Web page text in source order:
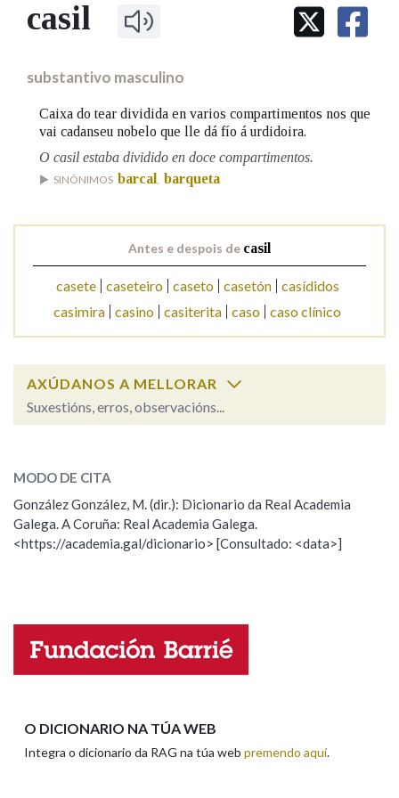
IDENTIDADE CORPORATIVA
MARCIAL DEL ADALID
FIGURAS HOMENAXEADAS
PRIMAVERA DAS LETRAS
PORTAL DAS PALABRAS
Facebook
TwitterYoutubeInstagram
Bluesky
BUSCAR NOS LEMAS
Remata por
BUSCAR NO CONTIDO
Nas definicións
Nos exemplos
OUTRAS OPCIÓNS DE BUSCA
casil
substantivo masculino
Caixa do tear dividida en varios compartimentos nos que
vai cadanseu nobelo que lle dá fío á urdidoira.
O casil estaba dividido en doce compartimentos.
SINÓNIMOS barcal barqueta
Antes e despois de casil
casete caseteiro caseto casetón
casídidos
casimira casino casiterita caso caso clínico
AXÚDANOS A MELLORAR
Suxestións, erros, observacións...
ESCOLLE UNHA OPCIÓN:
Observación Hai un erro na palabra
Propoño mellorar a definición
Nome
MODO DE CITA
González González, M. (dir.): Dicionario da Real Academia
Galega. A Coruña: Real Academia Galega.
<https://academia.gal/dicionario> [Consultado: <data>]
O DICIONARIO NA TÚA WEB
Integra o dicionario da RAG na túa web premendo aquí.